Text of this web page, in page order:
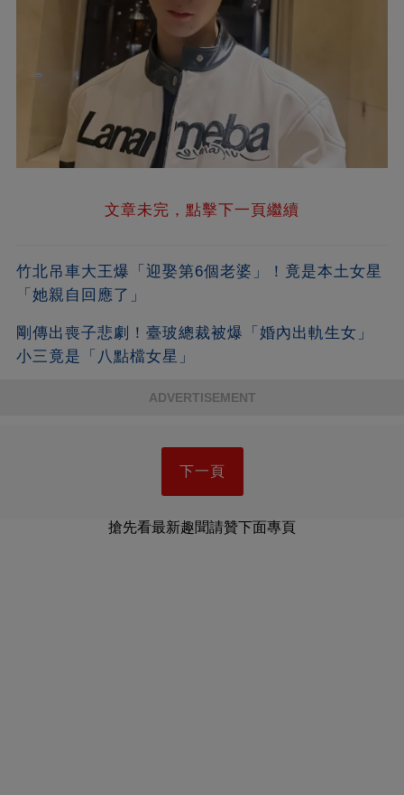
文章未完，點擊下一頁繼續
竹北吊車大王爆「迎娶第6個老婆」！竟是本土女星
「她親自回應了」
剛傳出喪子悲劇！臺玻總裁被爆「婚內出軌生女」
小三竟是「八點檔女星」
ADVERTISEMENT
下一頁
搶先看最新趣聞請贊下面專頁